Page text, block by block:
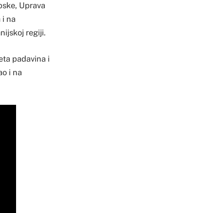
Uprava
i na
regiji.
padavina i
i na